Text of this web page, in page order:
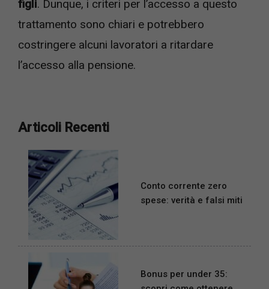
figli. Dunque, i criteri per l’accesso a questo
trattamento sono chiari e potrebbero
costringere alcuni lavoratori a ritardare
l’accesso alla pensione.
Articoli Recenti
Conto corrente zero
spese: verità e falsi miti
Bonus per under 35: